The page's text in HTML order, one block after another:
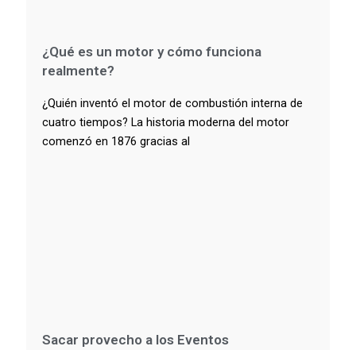
¿Qué es un motor y cómo funciona
realmente?
¿Quién inventó el motor de combustión interna de
cuatro tiempos? La historia moderna del motor
comenzó en 1876 gracias al
Sacar provecho a los Eventos